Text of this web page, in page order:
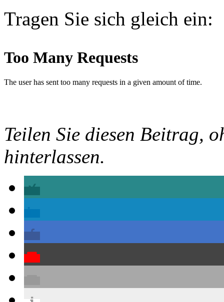
Tragen Sie sich gleich ein:
Teilen Sie diesen Beitrag,
hinterlassen.